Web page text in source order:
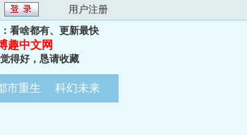
用户注册
看啥都有、更新最快
趣中文网
得好，恳请收藏
市重生 科幻未来